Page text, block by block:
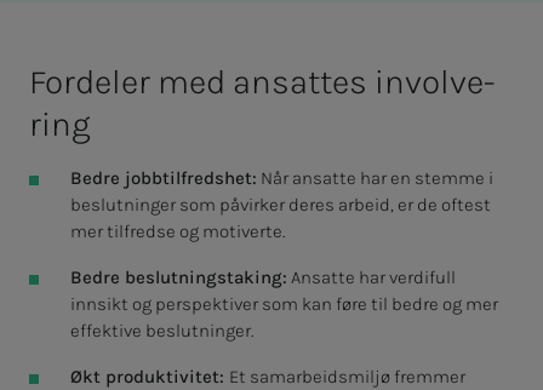
For­­­de­­­ler med an­­­sat­­­tes in­­­volve­
ring
Bedre jobbtilfredshet: Når ansatte har en stemme i
beslutninger som påvirker deres arbeid, er de oftest
mer tilfredse og motiverte.
Bedre beslutningstaking: Ansatte har verdifull
innsikt og perspektiver som kan føre til bedre og mer
effektive beslutninger.
Økt produktivitet: Et samarbeidsmiljø fremmer